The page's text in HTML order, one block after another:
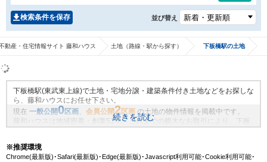
検索条件を保存 並び替え
動産・住宅情報サイト 藤和ハウス 土地（路線・駅から探す） 下板橋駅の土地
下板橋駅(東武東上線)で土地・宅地分譲・建築条件付き土地などをお探しな
ら、藤和ハウスにお任せ下さい。
現在 一般公開0区画 会員公開2区画 の土地の物件情報を掲載中です。
藤和ハウスは地域密着・創業51年、これまでの膨大なお取引により、下板
橋駅(東武東上線)の新規物件情報や、未公開不動産物件情報も沢山ございま
続きを読む
※推奨環境
Chrome(最新版)･Safari(最新版)･Edge(最新版)･Javascript利用可能･Cookie利用可能･